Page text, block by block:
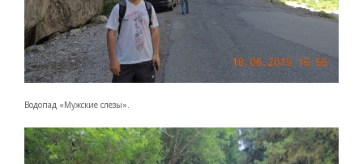
Водопад «Мужские слезы».